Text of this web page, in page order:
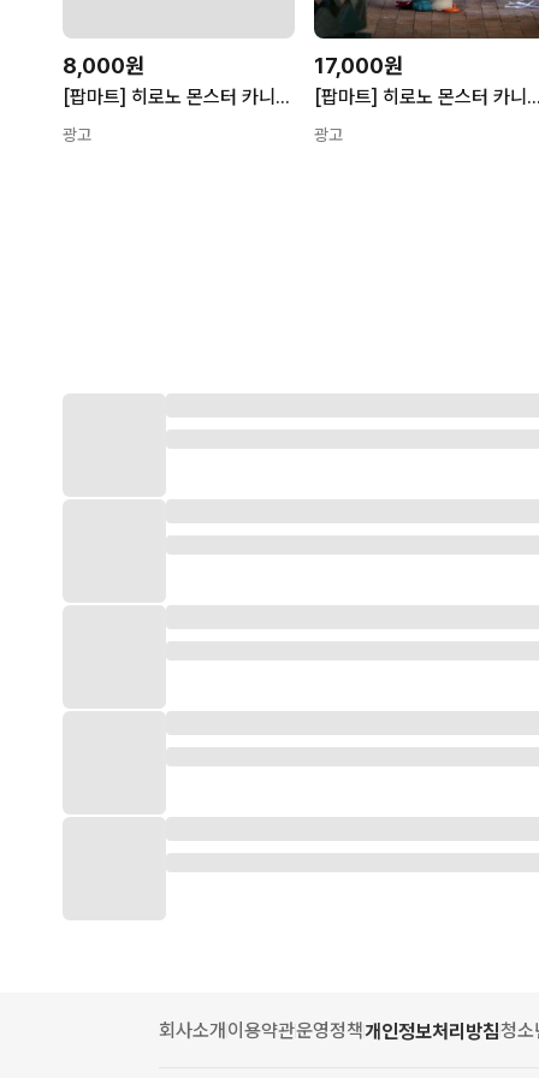
8,000원
[팝마트] 히로노 몬스터 카니발 시리즈 소품
광고
17,000원
[팝마트] 히로노 몬스터 카니발 시리즈 / 랜덤피규어
광고
회사소개 이용약관운영정책개인정보처리방침청소